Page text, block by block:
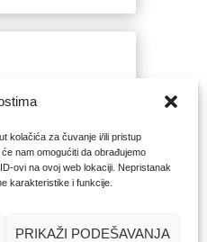
kolačića za čuvanje i/ili pristup
nam omogućiti da obrađujemo
ovi na ovoj web lokaciji. Nepristanak
karakteristike i funkcije.
PRIKAŽI PODEŠAVANJA